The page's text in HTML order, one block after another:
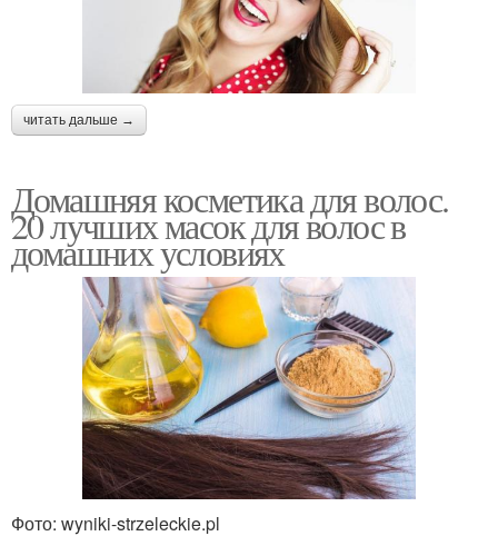
Маски для лица Домашние маски
Глиняная маска
Маски для волос Горчичная маска
читать дальше →
Домашняя косметика для волос.
20 лучших масок для волос в
домашних условиях
Фото: wyniki-strzeleckie.pl